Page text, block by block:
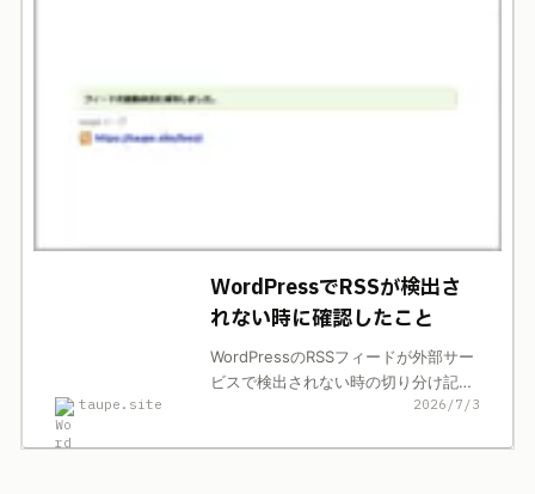
WordPressでRSSが検出さ
れない時に確認したこと
WordPressのRSSフィードが外部サー
ビスで検出されない時の切り分け記
録。/feed/、rel=alternate、HTML最
taupe.site 2026/7/3